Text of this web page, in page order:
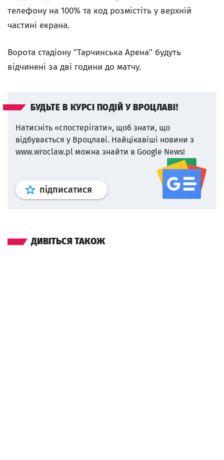
телефону на 100% та код розмістіть у верхній
частині екрана.
Ворота стадіону "Тарчинська Арена" будуть
відчинені за дві години до матчу.
БУДЬТЕ В КУРСІ ПОДІЙ У ВРОЦЛАВІ!
Натисніть «спостерігати», щоб знати, що
відбувається у Вроцлаві. Найцікавіші новини з
www.wroclaw.pl можна знайти в Google News!
підписатися Профіль google news
ДИВІТЬСЯ ТАКОЖ